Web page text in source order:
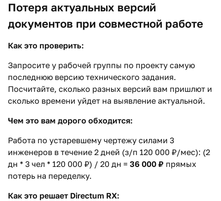
Потеря актуальных версий
документов при совместной работе
Как это проверить:
Запросите у рабочей группы по проекту самую
последнюю версию технического задания.
Посчитайте, сколько разных версий вам пришлют и
сколько времени уйдет на выявление актуальной.
Чем это вам дорого обходится:
Работа по устаревшему чертежу силами 3
инженеров в течение 2 дней (з/п 120 000 ₽/мес): (2
дн * 3 чел * 120 000 ₽) / 20 дн = 36 000 ₽ прямых
потерь на переделку.
Как это решает Directum RX: